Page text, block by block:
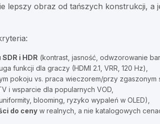
lepszy obraz od tańszych konstrukcji, a
i HDR (kontrast, jasność, odwzorowanie
funkcji dla graczy (HDMI 2.1, VRR, 120 Hz),
pokoju vs. praca wieczorem/przy zgaszonym
i wsparcie dla popularnych VOD,
blooming, ryzyko wypaleń w OLED),
do ceny w realnych, a nie katalogowych